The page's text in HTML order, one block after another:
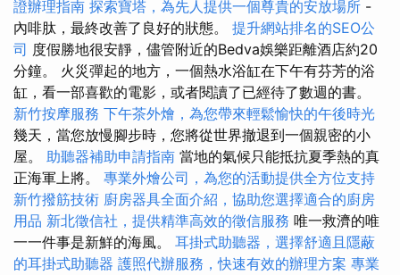
證辦理指南 探索寶塔，為先人提供一個尊貴的安放場所 -
內啡肽，最終改善了良好的狀態。 提升網站排名的SEO公
司 度假勝地很安靜，儘管附近的Bedva娛樂距離酒店約20
分鐘。 火災彈起的地方，一個熱水浴缸在下午有芬芳的浴
缸，看一部喜歡的電影，或者閱讀了已經待了數週的書。
新竹按摩服務 下午茶外燴，為您帶來輕鬆愉快的午後時光
幾天，當您放慢腳步時，您將從世界撤退到一個親密的小
屋。 助聽器補助申請指南 當地的氣候只能抵抗夏季熱的真
正海軍上將。 專業外燴公司，為您的活動提供全方位支持
新竹撥筋技術 廚房器具全面介紹，協助您選擇適合的廚房
用品 新北徵信社，提供精準高效的徵信服務 唯一救濟的唯
一一件事是新鮮的海風。 耳掛式助聽器，選擇舒適且隱蔽
的耳掛式助聽器 護照代辦服務，快速有效的辦理方案 專業